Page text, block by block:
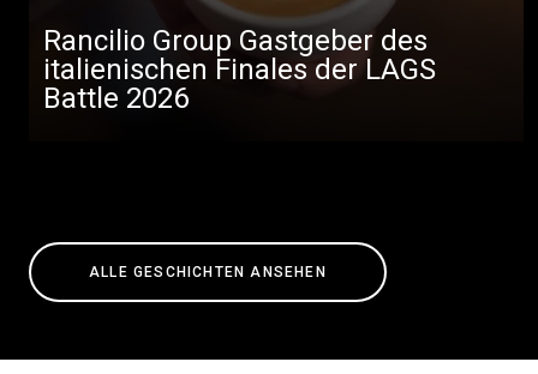
Rancilio Group Gastgeber des
italienischen Finales der LAGS
Battle 2026
ALLE GESCHICHTEN ANSEHEN